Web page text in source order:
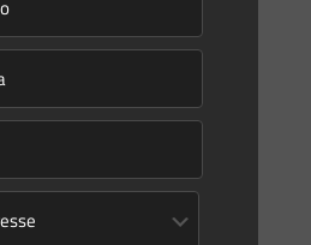
da responsabilidade de
desastres ambientais?
ramo do Direito Ambiental é a
por danos causados ao meio
últimas décadas alguns[…]
0 Read more